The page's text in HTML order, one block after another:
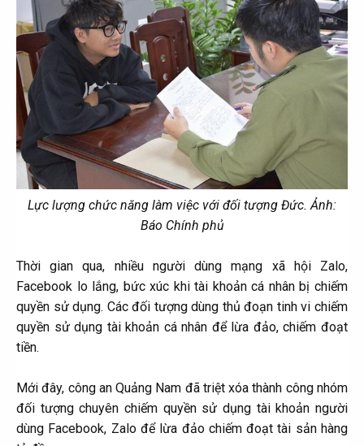
Lực lượng chức năng làm việc với đối tượng Đức. Ảnh:
Báo Chính phủ
Thời gian qua, nhiều người dùng mạng xã hội Zalo,
Facebook lo lắng, bức xúc khi tài khoản cá nhân bị chiếm
quyền sử dụng. Các đối tượng dùng thủ đoạn tinh vi chiếm
quyền sử dụng tài khoản cá nhân để lừa đảo, chiếm đoạt
tiền.
Mới đây, công an Quảng Nam đã triệt xóa thành công nhóm
đối tượng chuyên chiếm quyền sử dụng tài khoản người
dùng Facebook, Zalo để lừa đảo chiếm đoạt tài sản hàng